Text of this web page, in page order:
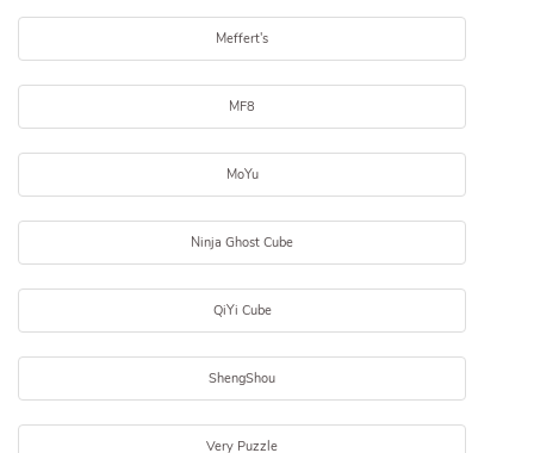
Meffert's
MF8
MoYu
Ninja Ghost Cube
QiYi Cube
ShengShou
Very Puzzle